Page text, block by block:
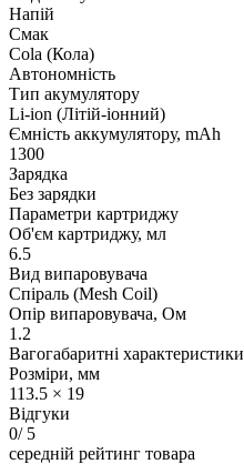
Напій
Смак
Cola (Кола)
Автономність
Тип акумулятору
Li-ion (Літій-іонний)
Ємність аккумулятору, mAh
1300
Зарядка
Без зарядки
Параметри картриджу
Об'єм картриджу, мл
6.5
Вид випаровувача
Спіраль (Mesh Coil)
Опір випаровувача, Ом
1.2
Вагогабаритні характеристики
Розміри, мм
113.5 × 19
Відгуки
0/ 5
середній рейтинг товара